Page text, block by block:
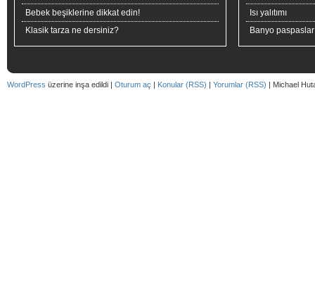
Bebek beşiklerine dikkat edin!
Klasik tarza ne dersiniz?
Isı yalıtımı
Banyo
WordPress üzerine inşa edildi | Oturum aç | Konular (RSS) | Yorumlar (RSS) | Michael